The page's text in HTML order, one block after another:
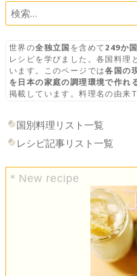
検
索:
世界の全独立国を含めて249か国
レシピを学びました。各国料理
います。このページでは各国の
を日本の家庭の調理環境で作れ
掲載しています。料理名の由
国別料理リスト一覧
レシピ記事リスト一覧
＊New recipe